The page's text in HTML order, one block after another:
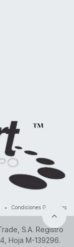
• Condiciones Generales
Registro
Hoja M-139296.